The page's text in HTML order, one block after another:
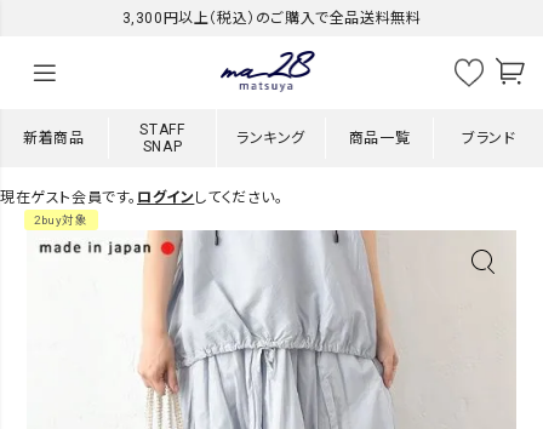
3,300円以上（税込）のご購入で全品送料無料
新着商品
STAFF
SNAP
ランキング 商品一覧 ブランド
現在ゲスト会員です。 ログインしてください。
2buy対象